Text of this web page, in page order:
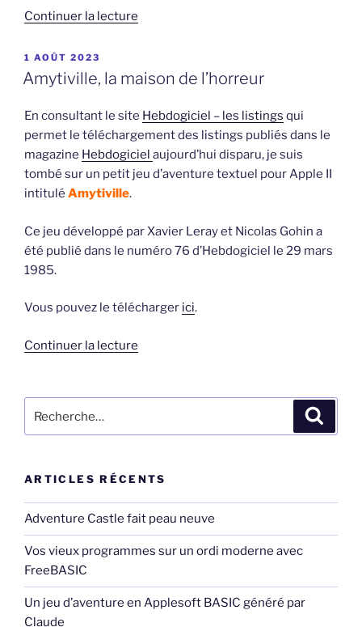
Continuer la lecture
avec
BASIC
sur
un
PC
PUBLIÉ
LE
1 AOÛT 2023
Amytiville, la maison de l’horreur
En consultant le site Hebdogiciel – les listings qui
permet le téléchargement des listings publiés dans le
magazine Hebdogiciel aujourd’hui disparu, je suis
tombé sur un petit jeu d’aventure textuel pour Apple II
intitulé Amytiville.
Ce jeu développé par Xavier Leray et Nicolas Gohin a
été publié dans le numéro 76 d’Hebdogiciel le 29 mars
1985.
Vous pouvez le télécharger ici.
Continuer la lecture
maison
pour
ARTICLES RÉCENTS
Adventure Castle fait peau neuve
Vos vieux programmes sur un ordi moderne avec
FreeBASIC
Un jeu d’aventure en Applesoft BASIC généré par
Claude